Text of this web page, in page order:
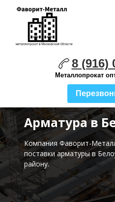
8 (916)
Металлопрокат
Арматура в
Компания Фаворит-
поставкиарматуры в
району.